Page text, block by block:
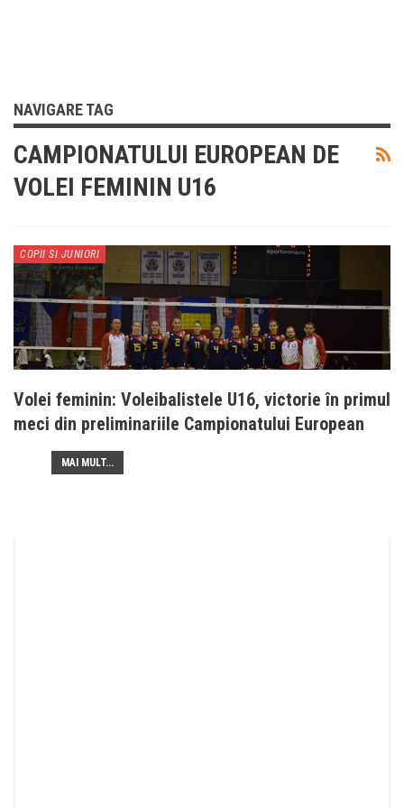
NAVIGARE TAG
CAMPIONATULUI EUROPEAN DE
VOLEI FEMININ U16
COPII SI JUNIORI
Volei feminin: Voleibalistele U16, victorie în primul
meci din preliminariile Campionatului European
MAI MULT...